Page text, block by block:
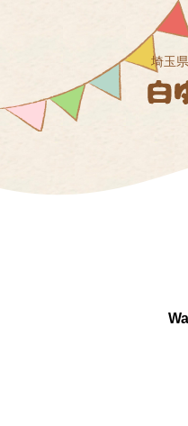
埼玉